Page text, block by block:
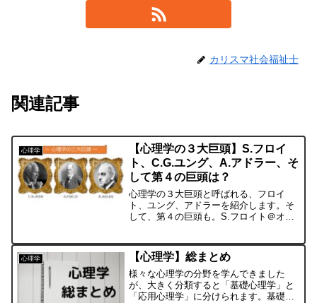
カリスマ社会福祉士
関連記事
心理学
【心理学の３大巨頭】S.フロイ
ト、C.G.ユング、A.アドラー、そ
して第４の巨頭は？
心理学の３大巨頭と呼ばれる、フロイ
ト、ユング、アドラーを紹介します。そ
して、第４の巨頭も。S.フロイト＠オー
析学者で、「無意識」の重要性に気づ
き、精神分析学を創...
心理学 【心理学】総まとめ
様々な心理学の分野を学んできました
が、大きく分類すると「基礎心理学」と
「応用心理学」に分けられます。基礎心